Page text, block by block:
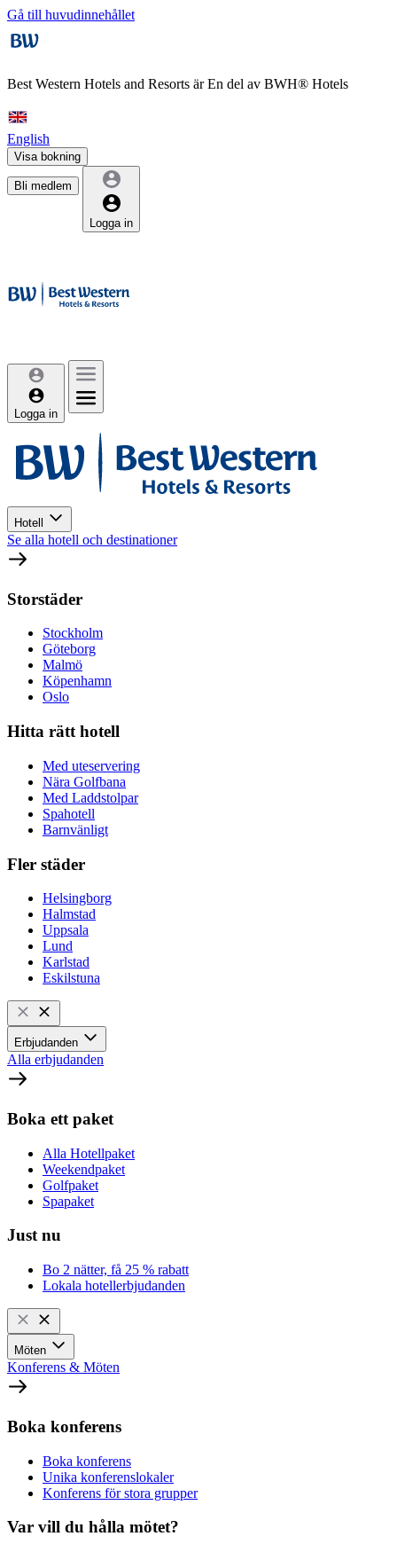
Gå till huvudinnehållet
Best Western Hotels and Resorts ärEn del av BWH® Hotels
English
Visa bokning
Bli medlem
Logga in
Logga in
Hotell
Se alla hotell och destinationer
Storstäder
Stockholm
Göteborg
Malmö
Köpenhamn
Oslo
Hitta rätt hotell
Med uteservering
Nära Golfbana
Med Laddstolpar
Spahotell
Barnvänligt
Fler städer
Helsingborg
Halmstad
Uppsala
Lund
Karlstad
Eskilstuna
Erbjudanden
Alla erbjudanden
Boka ett paket
Alla Hotellpaket
Weekendpaket
Golfpaket
Spapaket
Just nu
Bo 2 nätter, få 25 % rabatt
Lokala hotellerbjudanden
Möten
Konferens & Möten
Boka konferens
Boka konferens
Unika konferenslokaler
Konferens för stora grupper
Var vill du hålla mötet?